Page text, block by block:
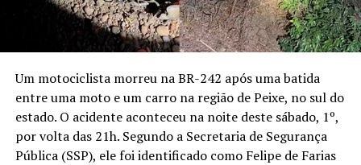
Um motociclista morreu na BR-242 após uma batida
entre uma moto e um carro na região de Peixe, no sul do
estado. O acidente aconteceu na noite deste sábado, 1º,
por volta das 21h. Segundo a Secretaria de Segurança
Pública (SSP), ele foi identificado como Felipe de Farias